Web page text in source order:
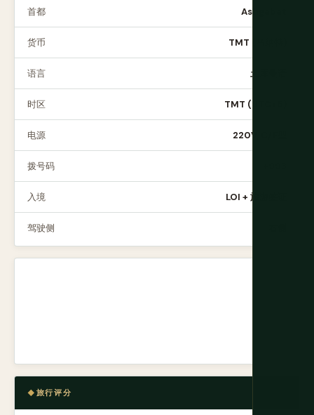
首都 Ashgabat
货币 TMT (马纳特)
语言 土库曼语
时区 TMT (UTC+5)
电源 220V, C/F型
拨号码
入境 LOI + 旅游签证
驾驶侧
旅行评分